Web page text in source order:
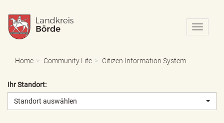
N
a
o
Home Community Life Citizen Information System
Ihr Standort:
Standort auswählen